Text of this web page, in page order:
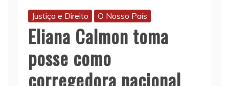
Justiça e Direito O Nosso País
Eliana Calmon toma
posse como
corregedora nacional